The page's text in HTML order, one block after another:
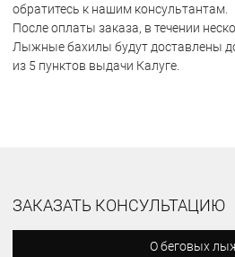
обратитесь к нашим консультантам.
После оплаты заказа, в течении
Лыжные бахилы будут доставлены
из 5 пунктов выдачи Калуге.
ЗАКАЗАТЬ КОНСУЛЬТАЦИЮ
О беговых